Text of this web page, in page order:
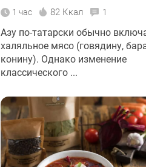
1 час 82 Ккал 1
Азу по-татарски обычно
халяльное мясо (говядину,
конину). Однако изменение
классического ...